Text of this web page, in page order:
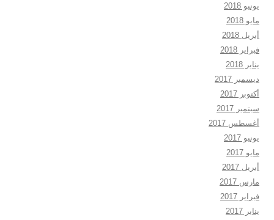
يونيو 2018
مايو 2018
أبريل 2018
فبراير 2018
يناير 2018
ديسمبر 2017
أكتوبر 2017
سبتمبر 2017
أغسطس 2017
يونيو 2017
مايو 2017
أبريل 2017
مارس 2017
فبراير 2017
يناير 2017